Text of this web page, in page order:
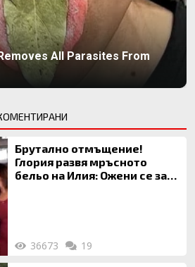
All Parasites From
Брутално отмъщение!
Глория развя мръсното
бельо на Илия: Ожени се за
36673 19